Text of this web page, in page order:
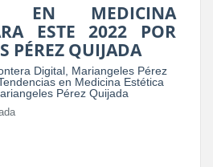
EN MEDICINA
ESTE 2022 POR
PÉREZ QUIJADA